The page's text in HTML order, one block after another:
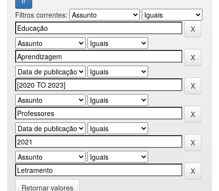
Filtros correntes:
Retornar valores